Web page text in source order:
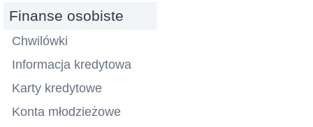
Finanse osobiste
Chwilówki
Informacja kredytowa
Karty kredytowe
Konta młodzieżowe